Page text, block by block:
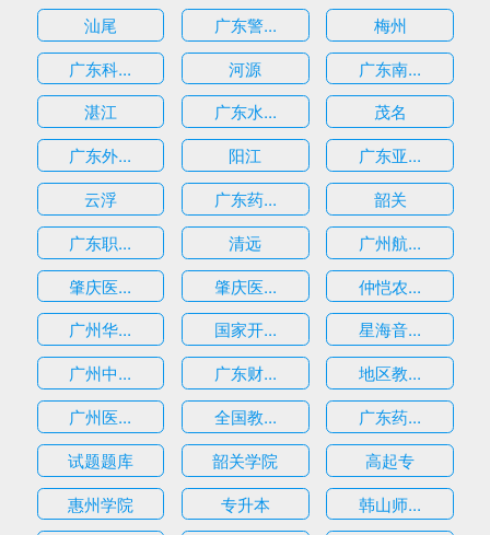
汕尾
广东警...
梅州
广东科...
河源
广东南...
湛江
广东水...
茂名
广东外...
阳江
广东亚...
云浮
广东药...
韶关
广东职...
清远
广州航...
肇庆医...
肇庆医...
仲恺农...
广州华...
国家开...
星海音...
广州中...
广东财...
地区教...
广州医...
全国教...
广东药...
试题题库
韶关学院
高起专
惠州学院
专升本
韩山师...